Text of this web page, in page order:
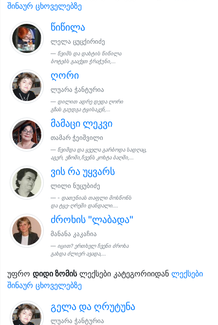
შინაურ ცხოველებზე
წიწილა
ლელა ცუცქირიძე
წვიმს და დახტის წიწილა
ბოტებს გააქვთ ჭრაჭუნი,...
ღორი
ლუარა ჭანტურია
დილით ადრე დედა ღორი
გზას გაუდგა ტყისაკენ,...
მამაცი ლეკვი
თამარ ჭეიშვილი
წვიმდა და ყველა გარბოდა სადღაც,
აგერ, ეზოში,ჩვენს კოხტა ბაღში,...
ვის რა უყვარს
ლილი ნუცუბიძე
- დათუნიას თაფლი მოსწონს
და ტყე-ღრეში დანდალი....
ძროხის "ლაბადა"
მანანა კაკაჩია
იცით? ერთხელ ჩვენი ძროხა
გახდა ძლიერ ავადა,...
უფრო დიდი ზომისლექსები კატეგორიიდან ლექსები
შინაურ ცხოველებზე
გელა და ღრუტუნა
ლუარა ჭანტურია